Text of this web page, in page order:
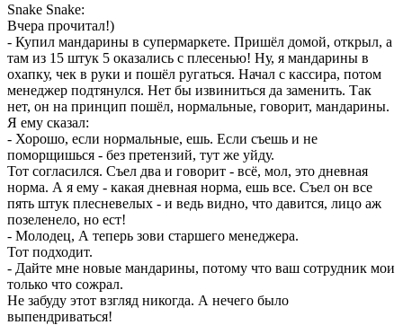
Snake Snake:
Вчера прочитал!)
- Купил мандарины в супермаркете. Пришёл домой, открыл, а
там из 15 штук 5 оказались с плесенью! Ну, я мандарины в
охапку, чек в руки и пошёл ругаться. Начал с кассира, потом
менеджер подтянулся. Нет бы извиниться да заменить. Так
нет, он на принцип пошёл, нормальные, говорит, мандарины.
Я ему сказал:
- Хорошо, если нормальные, ешь. Если съешь и не
поморщишься - без претензий, тут же уйду.
Тот согласился. Съел два и говорит - всё, мол, это дневная
норма. А я ему - какая дневная норма, ешь все. Съел он все
пять штук плесневелых - и ведь видно, что давится, лицо аж
позеленело, но ест!
- Молодец, А теперь зови старшего менеджера.
Тот подходит.
- Дайте мне новые мандарины, потому что ваш сотрудник мои
только что сожрал.
Не забуду этот взгляд никогда. А нечего было
выпендриваться!